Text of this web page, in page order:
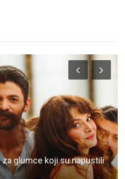
glumce koji su napustili